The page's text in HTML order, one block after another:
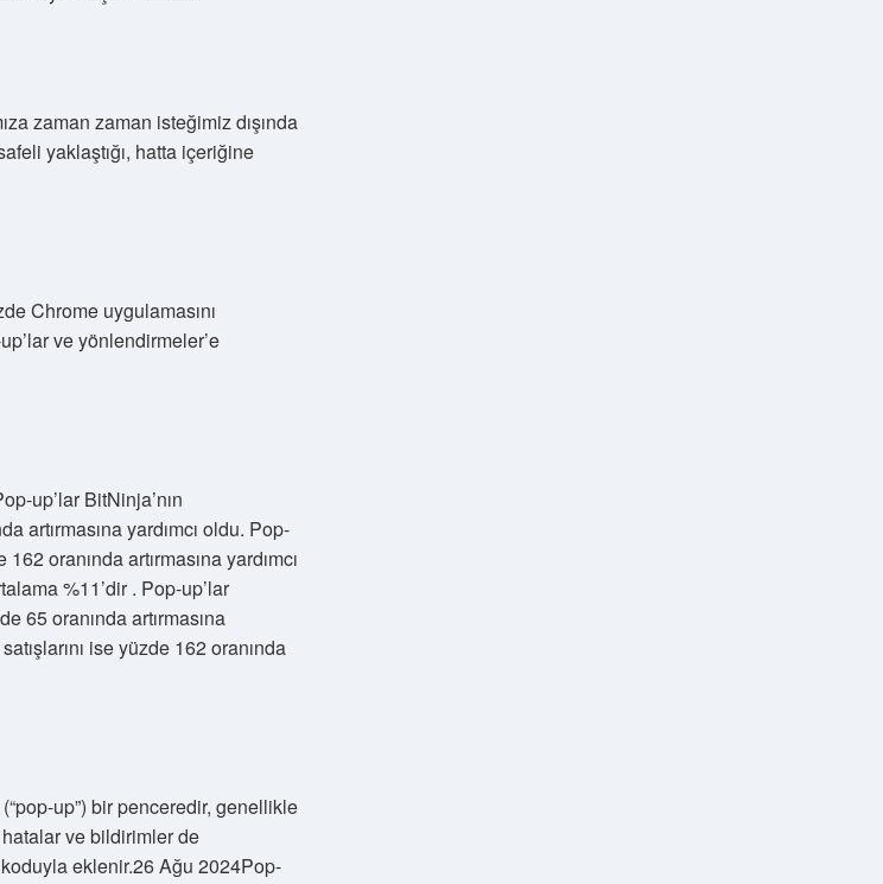
zaman zaman isteğimiz dışında
yaklaştığı, hatta içeriğine
Chrome uygulamasını
ve yönlendirmeler’e
up’lar BitNinja’nın
artırmasına yardımcı oldu. Pop-
oranında artırmasına yardımcı
%11’dir . Pop-up’lar
65 oranında artırmasına
ise yüzde 162 oranında
up”) bir penceredir, genellikle
ve bildirimler de
eklenir.26 Ağu 2024Pop-